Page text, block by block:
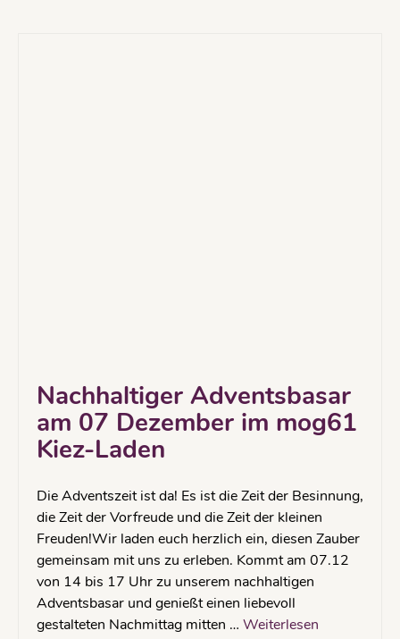
Nachhaltiger Adventsbasar
am 07 Dezember im mog61
Kiez-Laden
Die Adventszeit ist da! Es ist die Zeit der Besinnung,
die Zeit der Vorfreude und die Zeit der kleinen
Freuden!Wir laden euch herzlich ein, diesen Zauber
gemeinsam mit uns zu erleben. Kommt am 07.12
von 14 bis 17 Uhr zu unserem nachhaltigen
Adventsbasar und genießt einen liebevoll
gestalteten Nachmittag mitten … Weiterlesen